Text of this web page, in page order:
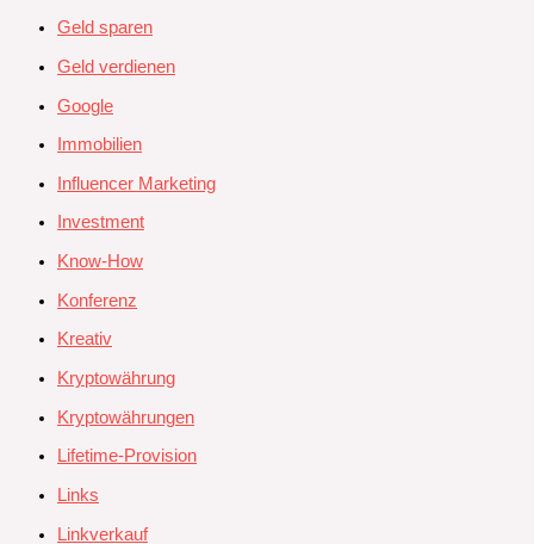
Geld sparen
Geld verdienen
Google
Immobilien
Influencer Marketing
Investment
Know-How
Konferenz
Kreativ
Kryptowährung
Kryptowährungen
Lifetime-Provision
Links
Linkverkauf